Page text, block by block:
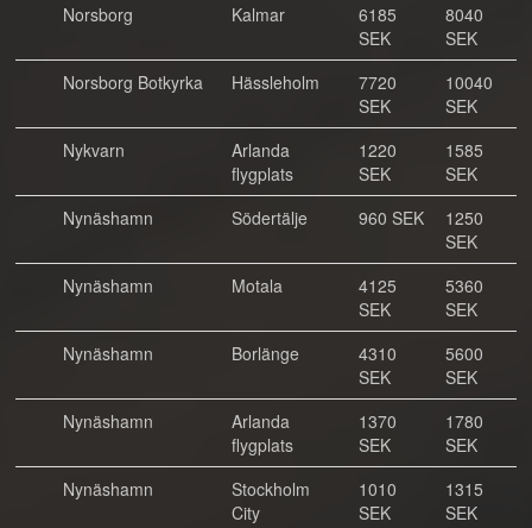
Norsborg
Kalmar
6185
SEK
8040
SEK
Norsborg Botkyrka
Hässleholm
7720
SEK
10040
SEK
Nykvarn
Arlanda
flygplats
1220
SEK
1585
SEK
Nynäshamn
Södertälje 960 SEK
1250
SEK
Nynäshamn
Motala
4125
SEK
5360
SEK
Nynäshamn
Borlänge
4310
SEK
5600
SEK
Nynäshamn
Arlanda
flygplats
1370
SEK
1780
SEK
Nynäshamn
Stockholm
City
1010
SEK
1315
SEK